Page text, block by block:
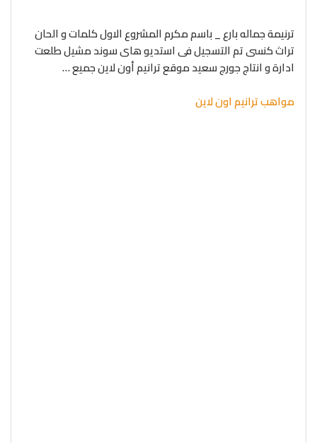
ترنيمة جماله بارع _ باسم مكرم المشروع الاول كلمات و الحان
تراث كنسى تم التسجيل فى استديو هاى سوند مشيل طلعت
ادارة و انتاج جورج سعيد موقع ترانيم أون لاين جميع …
مواهب ترانيم اون لاين